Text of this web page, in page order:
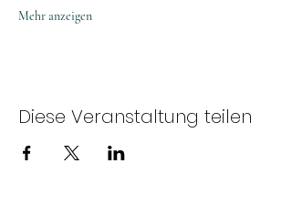
Mehr anzeigen
Diese Veranstaltung teilen